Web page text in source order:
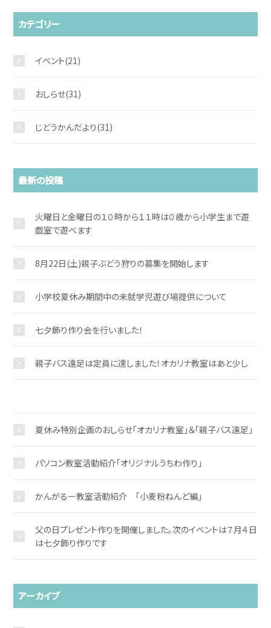
お問い合わせ
カテゴリー
イベント(21)
おしらせ(31)
じどうかんだより(31)
最新の投稿
火曜日と金曜日の１０時から１１時は０歳から小学生まで遊
戯室で遊べます
8月22日(土)親子ぶどう狩りの募集を開始します
小学校夏休み期間中の未就学児遊び場提供について
七夕飾り作り会を行いました！
親子バス遠足は定員に達しました！オカリナ教室はあと少し
夏休み特別企画のおしらせ「オカリナ教室」＆「親子バス遠足」
パソコン教室活動紹介「オリジナルうちわ作り」
かんがるー教室活動紹介 「小麦粉ねんど編」
父の日プレゼント作りを開催しました。次のイベントは７月４日
は七夕飾り作りです
アーカイブ